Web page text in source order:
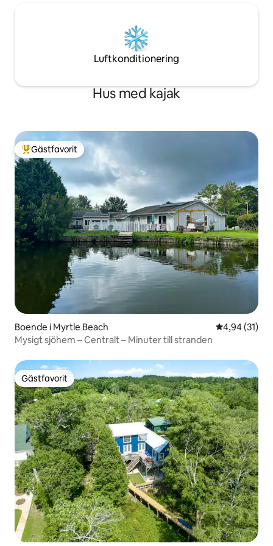
Luftkonditionering
Hus med kajak
Populär gästfavorit
Gästfavorit
Boende i Myrtle Beach 4,94 av 5 i
4,94 (31)
Mysigt sjöhem – Centralt – Minuter till stranden
Gästfavorit
Gästfavorit